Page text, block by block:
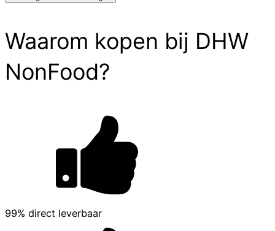
Waarom kopen bij DHW
NonFood?
99% direct leverbaar